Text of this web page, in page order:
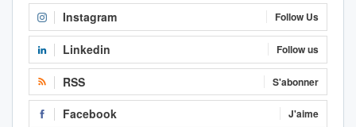
Instagram Follow Us
Linkedin Follow us
RSS S'abonner
Facebook J'aime